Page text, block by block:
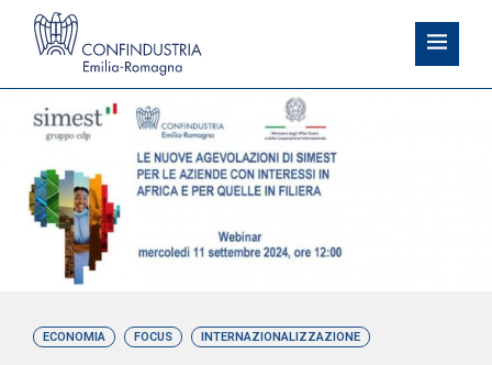
ECONOMIA FOCUS INTERNAZIONALIZZAZIONE